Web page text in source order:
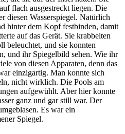
flach ausgestreckt liegen. Die
diesen Wasserspiegel. Natürlich
hinter dem Kopf festbinden, damit
auf das Gerät. Sie krabbelten
beleuchtet, und sie konnten
und ihr Spiegelbild sehen. Wie ihr
von diesen Apparaten, denn das
einzigartig. Man konnte sich
nicht wirklich. Die Pools am
aufgewühlt. Aber hier konnte
ganz und gar still war. Der
Es war ein
Spiegel.